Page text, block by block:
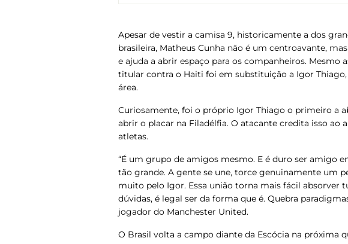
Apesar de vestir a camisa 9, historicamente a dos
brasileira, Matheus Cunha não é um centroavante,
e ajuda a abrir espaço para os companheiros. Mesmo
titular contra o Haiti foi em substituição a Igor
área.
Curiosamente, foi o próprio Igor Thiago o primeiro a
abrir o placar na Filadélfia. O atacante credita isso ao
atletas.
“É um grupo de amigos mesmo. E é duro ser amigo
tão grande. A gente se une, torce genuinamente um
muito pelo Igor. Essa união torna mais fácil absorver
dúvidas, é legal ser da forma que é. Quebra
jogador do Manchester United.
O Brasil volta a campo diante da Escócia na próxima